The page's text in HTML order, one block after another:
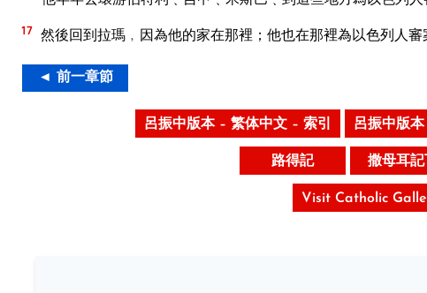
17 然後回到拉瑪﹐因為他的家在那裡；他也在那裡為以色列人審
◄ 前一章節
呂振中版本 – 繁体中文 – 索引 呂振中版
路得記 撒母耳記
Visit Catholic